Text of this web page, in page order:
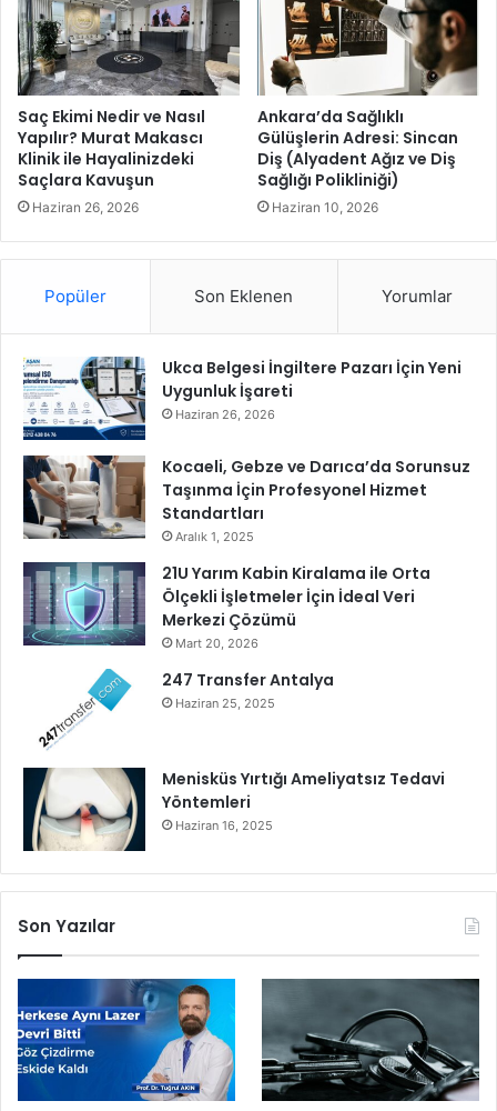
e
n
‘
1
2
.
D
ü
n
F
o
u
m
u
n
a
K
o
n
Saç Ekimi Nedir ve Nasıl
Yapılır? Murat Makascı
Klinik ile Hayalinizdeki
Saçlara Kavuşun
Haziran 26, 2026
Ankara’da Sağlıklı
Gülüşlerin Adresi: Sincan
Diş (Alyadent Ağız ve Diş
Sağlığı Polikliniği)
Haziran 10, 2026
Popüler Son Eklenen Yorumlar
Ukca Belgesi İngiltere Pazarı İçin Yeni
Uygunluk İşareti
Haziran 26, 2026
Kocaeli, Gebze ve Darıca’da Sorunsuz
Taşınma İçin Profesyonel Hizmet
Standartları
Aralık 1, 2025
21U Yarım Kabin Kiralama ile Orta
Ölçekli İşletmeler İçin İdeal Veri
Merkezi Çözümü
Mart 20, 2026
247 Transfer Antalya
Haziran 25, 2025
Menisküs Yırtığı Ameliyatsız Tedavi
Yöntemleri
Haziran 16, 2025
Son Yazılar